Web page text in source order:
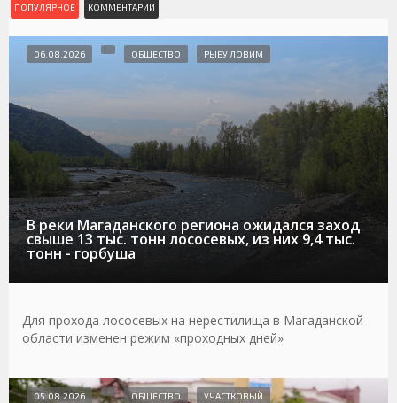
ПОПУЛЯРНОЕ КОММЕНТАРИИ
В реки Магаданского региона ожидался заход
свыше 13 тыс. тонн лососевых, из них 9,4 тыс.
тонн - горбуша
06.08.2026 ОБЩЕСТВО РЫБУ ЛОВИМ
Для прохода лососевых на нерестилища в Магаданской
области изменен режим «проходных дней»
05.08.2026 ОБЩЕСТВО УЧАСТКОВЫЙ